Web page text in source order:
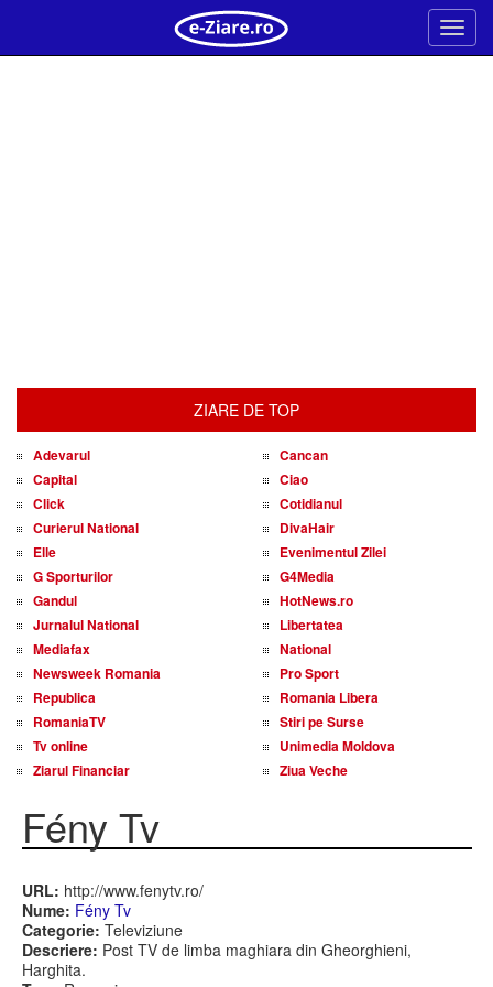
Meniu
ZIARE DE TOP
Adevarul
Cancan
Capital
Ciao
Click
Cotidianul
Curierul National
DivaHair
Elle
Evenimentul Zilei
G Sporturilor
G4Media
Gandul
HotNews.ro
Jurnalul National
Libertatea
Mediafax
National
Newsweek Romania
Pro Sport
Republica
Romania Libera
RomaniaTV
Stiri pe Surse
Tv online
Unimedia Moldova
Ziarul Financiar
Ziua Veche
Fény Tv
URL: http://www.fenytv.ro/
Nume: Fény Tv
Categorie: Televiziune
Descriere: Post TV de limba maghiara din Gheorghieni,
Harghita.